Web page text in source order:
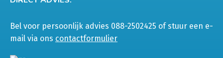
Bel voor persoonlijk advies 088-2502425 of stuur een e-
mail via ons contactformulier